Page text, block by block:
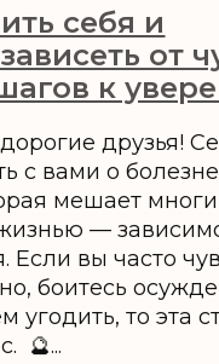
себя и
от
к
друзья!
с вами о
мешает
—
Если вы часто
боитесь
угодить, то эта
🔮...